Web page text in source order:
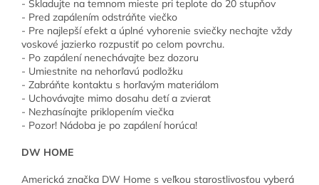
- Skladujte na temnom mieste pri teplote do 20 stupňov
- Pred zapálením odstráňte viečko
- Pre najlepší efekt a úplné vyhorenie sviečky nechajte vždy
voskové jazierko rozpustiť po celom povrchu.
- Po zapálení nenechávajte bez dozoru
- Umiestnite na nehorľavú podložku
- Zabráňte kontaktu s horľavým materiálom
- Uchovávajte mimo dosahu detí a zvierat
- Nezhasínajte priklopením viečka
- Pozor! Nádoba je po zapálení horúca!
DW HOME
Americká značka DW Home s veľkou starostlivosťou vyberá